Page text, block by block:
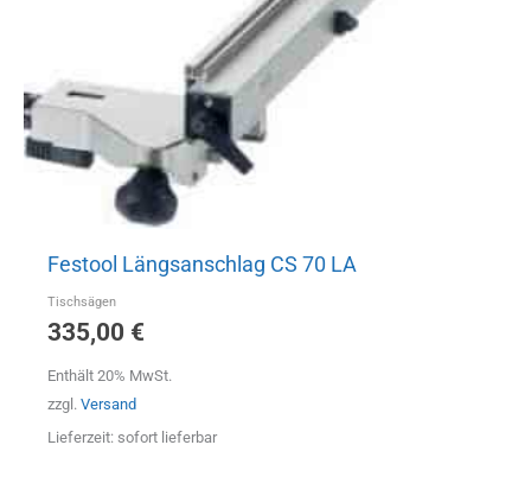
Festool Längsanschlag CS 70 LA
Tischsägen
335,00 €
Enthält 20% MwSt.
zzgl. Versand
Lieferzeit: sofort lieferbar